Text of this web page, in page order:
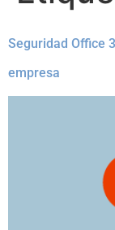
Seguridad Office
empresa